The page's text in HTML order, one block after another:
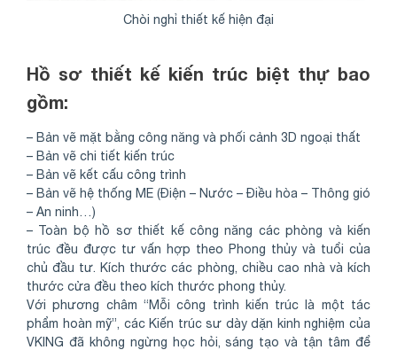
Chòi nghỉ thiết kế hiện đại
Hồ sơ thiết kế kiến trúc biệt thự bao
gồm:
– Bản vẽ mặt bằng công năng và phối cảnh 3D ngoại thất
– Bản vẽ chi tiết kiến trúc
– Bản vẽ kết cấu công trình
– Bản vẽ hệ thống ME (Điện – Nước – Điều hòa – Thông gió
– An ninh…)
– Toàn bộ hồ sơ thiết kế công năng các phòng và kiến
trúc đều được tư vấn hợp theo Phong thủy và tuổi của
chủ đầu tư. Kích thước các phòng, chiều cao nhà và kích
thước cửa đều theo kích thước phong thủy.
Với phương châm “Mỗi công trình kiến trúc là một tác
phẩm hoàn mỹ”, các Kiến trúc sư dày dặn kinh nghiệm của
VKING đã không ngừng học hỏi, sáng tạo và tận tâm để